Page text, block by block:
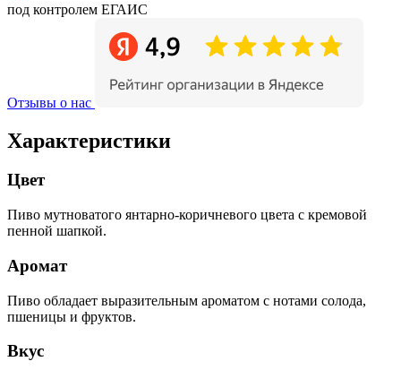
под контролем ЕГАИС
Отзывы о нас
Характеристики
Цвет
Пиво мутноватого янтарно-коричневого цвета с кремовой
пенной шапкой.
Аромат
Пиво обладает выразительным ароматом с нотами солода,
пшеницы и фруктов.
Вкус